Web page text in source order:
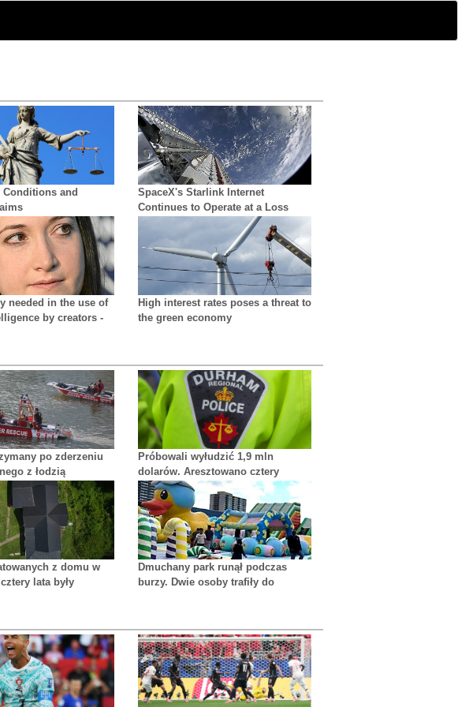
Conditions and
SpaceX's Starlink Internet
Continues to Operate at a Loss
needed in the use of
by creators -
High interest rates poses a threat to
the green economy
po zderzeniu
z łodzią
Próbowali wyłudzić 1,9 mln
dolarów. Aresztowano cztery
osoby
z domu w
lata były
Dmuchany park runął podczas
burzy. Dwie osoby trafiły do